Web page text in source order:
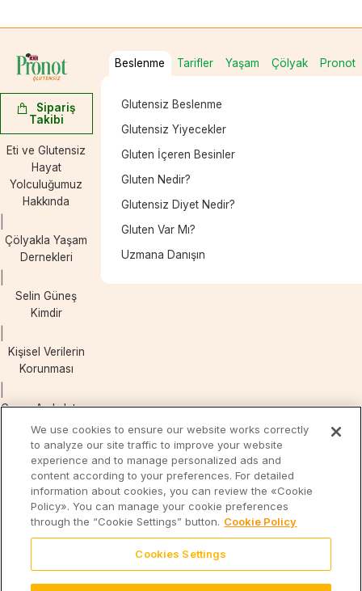
Sipariş
Takibi
Eti ve Glutensiz
Hayat
Yolculuğumuz
Hakkında
Çölyakla Yaşam
Dernekleri
Selin Güneş
Kimdir
Kişisel Verilerin
Korunması
Çerez Aydınlatma
Metni
Beslenme Tarifler Yaşam Çölyak Pronot
Glutensiz Beslenme
Glutensiz Yiyecekler
Gluten İçeren Besinler
Gluten Nedir?
Glutensiz Diyet Nedir?
Gluten Var Mı?
Uzmana Danışın
EtiEti
Cicibebe
Form’la
Kal
We use cookies to ensure our website works correctly
to analyze our site traffic to improve your website
experience and to manage personalized ads and
content according to your preferences. For detailed
information about cookies, you can review the «Cookie
Policy». You can manage your cookie preferences
through the “Cookie Settings” button. Cookie Policy
Cookies Settings